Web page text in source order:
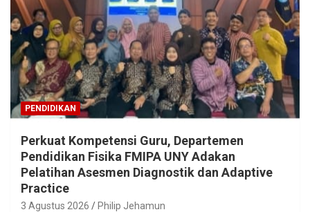
PENDIDIKAN
Perkuat Kompetensi Guru, Departemen
Pendidikan Fisika FMIPA UNY Adakan
Pelatihan Asesmen Diagnostik dan Adaptive
Practice
3 Agustus 2026 Philip Jehamun